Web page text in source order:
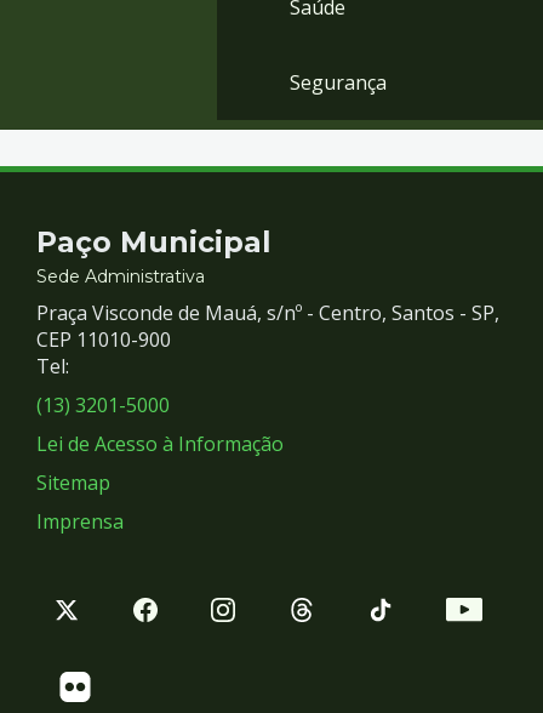
Saúde
Segurança
Contato
e
Redes
Sociais
Paço Municipal
Sede Administrativa
Praça Visconde de Mauá, s/nº - Centro, Santos - SP,
CEP 11010-900
Tel:
(13) 3201-5000
Lei de Acesso à Informação
Sitemap
Imprensa